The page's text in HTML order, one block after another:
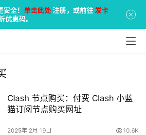
Clash 节点购买：付费 Clash 小蓝
猫订阅节点购买网址
2025年 2月 19日 10.6K
全！ 单击此处注册，或前往 发卡
优惠码。